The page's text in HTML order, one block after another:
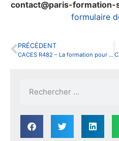
contact@paris-formation-
formulaire
PRÉCÉDENT
CACES R482 – La formation pour conduire les engins du BTP